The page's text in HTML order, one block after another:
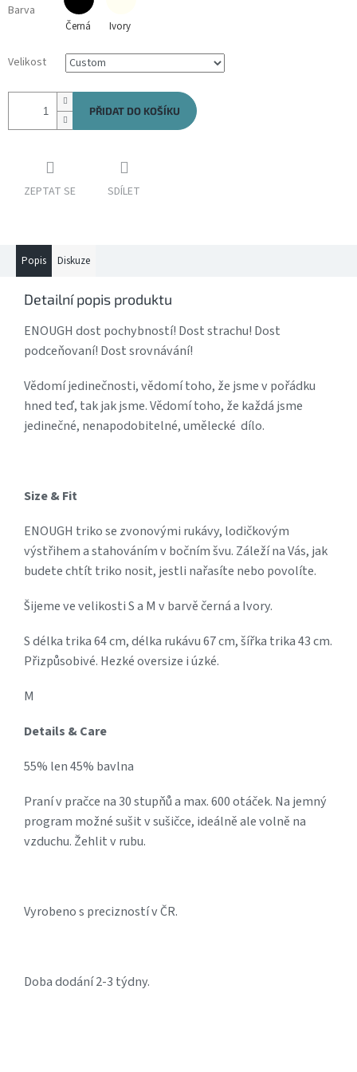
Barva
Černá Ivory
Velikost
PŘIDAT DO KOŠÍKU
ZEPTAT SE SDÍLET
Popis Diskuze
Detailní popis produktu
ENOUGH dost pochybností! Dost strachu! Dost
podceňovaní! Dost srovnávání!
Vědomí jedinečnosti, vědomí toho, že jsme v pořádku
hned teď, tak jak jsme. Vědomí toho, že každá jsme
jedinečné, nenapodobitelné, umělecké dílo.
Size & Fit
ENOUGH triko se zvonovými rukávy, lodičkovým
výstřihem a stahováním v bočním švu. Záleží na Vás, jak
budete chtít triko nosit, jestli nařasíte nebo povolíte.
Šijeme ve velikosti S a M v barvě černá a Ivory.
S délka trika 64 cm, délka rukávu 67 cm, šířka trika 43 cm.
Přizpůsobivé. Hezké oversize i úzké.
M
Details & Care
55% len 45% bavlna
Praní v pračce na 30 stupňů a max. 600 otáček. Na jemný
program možné sušit v sušičce, ideálně ale volně na
vzduchu. Žehlit v rubu.
Vyrobeno s precizností v ČR.
Doba dodání 2-3 týdny.